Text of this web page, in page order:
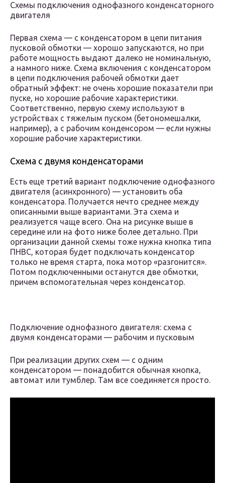
Схемы подключения однофазного конденсаторного
двигателя
Первая схема — с конденсатором в цепи питания
пусковой обмотки — хорошо запускаются, но при
работе мощность выдают далеко не номинальную,
а намного ниже. Схема включения с конденсатором
в цепи подключения рабочей обмотки дает
обратный эффект: не очень хорошие показатели при
пуске, но хорошие рабочие характеристики.
Соответственно, первую схему используют в
устройствах с тяжелым пуском (бетономешалки,
например), а с рабочим конденсором — если нужны
хорошие рабочие характеристики.
Схема с двумя конденсаторами
Есть еще третий вариант подключение однофазного
двигателя (асинхронного) — установить оба
конденсатора. Получается нечто среднее между
описанными выше вариантами. Эта схема и
реализуется чаще всего. Она на рисунке выше в
середине или на фото ниже более детально. При
организации данной схемы тоже нужна кнопка типа
ПНВС, которая будет подключать конденсатор
только не время старта, пока мотор «разгонится».
Потом подключенными останутся две обмотки,
причем вспомогательная через конденсатор.
Подключение однофазного двигателя: схема с
двумя конденсаторами — рабочим и пусковым
При реализации других схем — с одним
конденсатором — понадобится обычная кнопка,
автомат или тумблер. Там все соединяется просто.